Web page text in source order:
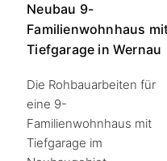
Neubau 9-
Familienwohnhaus
Tiefgarage in Wernau
Die Rohbauarbeiten für
eine 9-
Familienwohnhaus mit
Tiefgarage im